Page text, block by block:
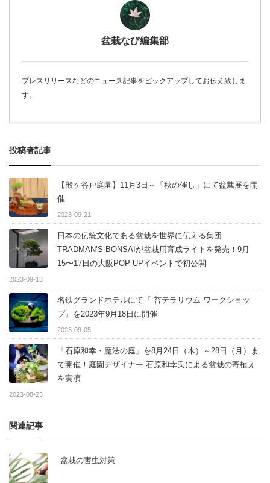
盆栽なび編集部
プレスリリースなどのニュース記事をピックアップしてお伝え致しま
す。
投稿者記事
【殿ヶ谷戸庭園】11月3日～「秋の催し」にて盆栽展を開
催
2023-09-21
日本の伝統文化である盆栽を世界に伝える集団
TRADMAN’S BONSAIが盆栽用育成ライトを発売！9月
15〜17日の大阪POP UPイベントで初公開
2023-09-13
名鉄グランドホテルにて『 苔テラリウム ワークショッ
プ』を2023年9月18日に開催
2023-09-05
「石原和幸・魔法の庭」を8月24日（木）～28日（月）ま
で開催！庭園デザイナー 石原和幸氏による盆栽の寄植え
を実演
2023-08-23
関連記事
盆栽の害虫対策